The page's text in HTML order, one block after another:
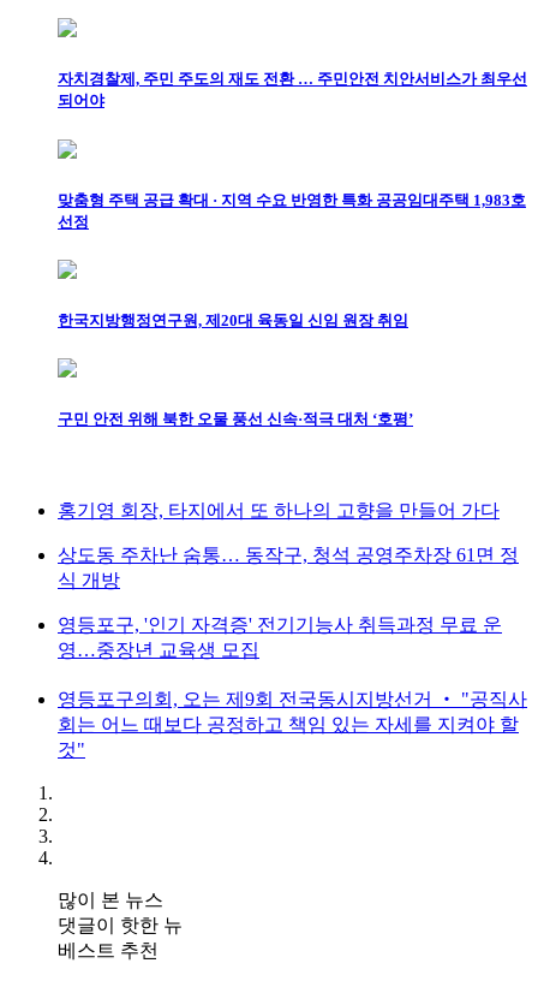
자치경찰제, 주민 주도의 재도 전환 … 주민안전 치안서비스가 최우선
되어야
맞춤형 주택 공급 확대 · 지역 수요 반영한 특화 공공임대주택 1,983호
선정
한국지방행정연구원, 제20대 육동일 신임 원장 취임
구민 안전 위해 북한 오물 풍선 신속·적극 대처 ‘호평’
홍기영 회장, 타지에서 또 하나의 고향을 만들어 가다
상도동 주차난 숨통… 동작구, 청석 공영주차장 61면 정
식 개방
영등포구, '인기 자격증' 전기기능사 취득과정 무료 운
영…중장년 교육생 모집
영등포구의회, 오는 제9회 전국동시지방선거 ‧ "공직사
회는 어느 때보다 공정하고 책임 있는 자세를 지켜야 할
것"
많이 본 뉴스
댓글이 핫한 뉴
베스트 추천